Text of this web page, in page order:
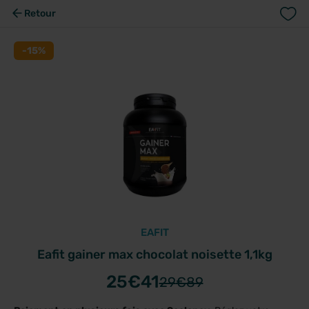
Retour
EAFIT
Eafit gainer max chocolat noisette 1,1kg
25€4129€89
-15%